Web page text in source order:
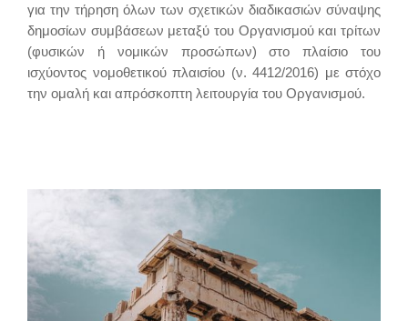
για την τήρηση όλων των σχετικών διαδικασιών σύναψης
δημοσίων συμβάσεων μεταξύ του Οργανισμού και τρίτων
(φυσικών ή νομικών προσώπων) στο πλαίσιο του
ισχύοντος νομοθετικού πλαισίου (ν. 4412/2016) με στόχο
την ομαλή και απρόσκοπτη λειτουργία του Οργανισμού.